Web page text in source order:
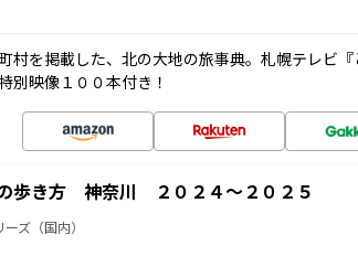
村を掲載した、北の大地の旅事典。札幌テレビ
別映像１００本付き！
歩き方 神奈川 ２０２４～２０２５
ズ（国内）